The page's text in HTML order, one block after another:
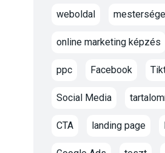
weboldal
online marketing képzés
ppc Facebook
Social Media
CTA landing page